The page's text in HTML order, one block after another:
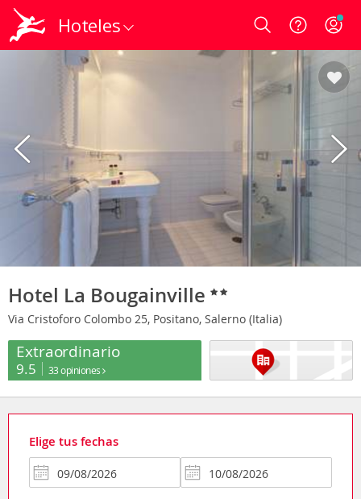
Hoteles Login
Hotel La Bougainville
Via Cristoforo Colombo 25, Positano, Salerno (Italia)
Extraordinario
9.5 33 opiniones
Elige tus fechas